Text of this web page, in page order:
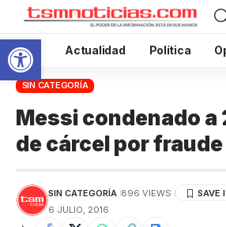
Abrir barra de herramientas
Inicio Actualidad Política
SIN CATEGORÍA
Messi condenado a
de cárcel por
SIN CATEGORÍA 896 VIEWS
6 JULIO, 2016